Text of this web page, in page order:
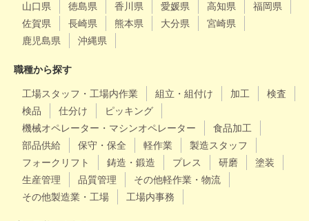
山口県
徳島県 香川県 愛媛県 高知県
福岡県
佐賀県
長崎県 熊本県 大分県
宮崎県
鹿児島県
沖縄県
職種から探す
工場スタッフ・工場内作業 組立・組付け 加工
検査
検品
仕分け
ピッキング
機械オペレーター・マシンオペレーター
食品加工
部品供給
保守・保全 軽作業
製造スタッフ
フォークリフト
鋳造・鍛造 プレス 研磨
塗装
生産管理
品質管理
その他軽作業・物流
その他製造業・工場
工場内事務